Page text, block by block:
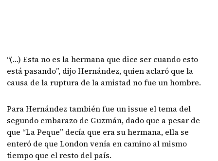
“(…) Esta no es la hermana que dice ser cuando esto
está pasando”, dijo Hernández, quien aclaró que la
causa de la ruptura de la amistad no fue un hombre.
Para Hernández también fue un issue el tema del
segundo embarazo de Guzmán, dado que a pesar de
que “La Peque” decía que era su hermana, ella se
enteró de que London venía en camino al mismo
tiempo que el resto del país.